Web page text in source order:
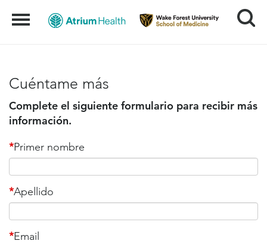
Menu Search
Cuéntame más
Complete el siguiente formulario para recibir más
información.
*Primer nombre
*Apellido
*Email